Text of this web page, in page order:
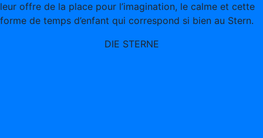
leur offre de la place pour l’imagination, le calme et cette
forme de temps d’enfant qui correspond si bien au Stern.
DIE STERNE